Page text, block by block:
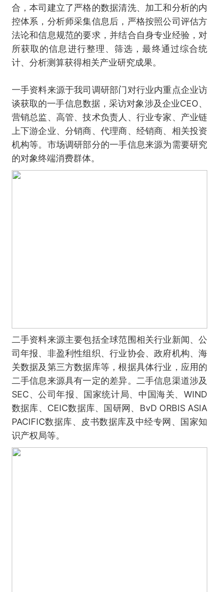
合，本司建立了严格的数据清洗、加工和分析的内
控体系，分析师采集信息后，严格按照公司评估方
法论和信息规范的要求，并结合自身专业经验，对
所获取的信息进行整理、筛选，最终通过综合统
计、分析测算获得相关产业研究成果。
一手资料来源于我司调研部门对行业内重点企业访
谈获取的一手信息数据，采访对象涉及企业CEO、
营销总监、高管、技术负责人、行业专家、产业链
上下游企业、分销商、代理商、经销商、相关投资
机构等。市场调研部分的一手信息来源为需要研究
的对象终端消费群体。
二手资料来源主要包括全球范围相关行业新闻、公
司年报、非盈利性组织、行业协会、政府机构、海
关数据及第三方数据库等，根据具体行业，应用的
二手信息来源具有一定的差异。二手信息渠道涉及
SEC、公司年报、国家统计局、中国海关、WIND
数据库、CEIC数据库、国研网、BvD ORBIS ASIA
PACIFIC数据库、皮书数据库及中经专网、国家知
识产权局等。